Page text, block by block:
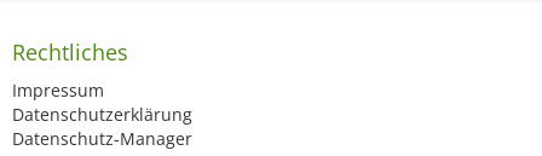
Rechtliches
Impressum
Datenschutzerklärung
Datenschutz-Manager